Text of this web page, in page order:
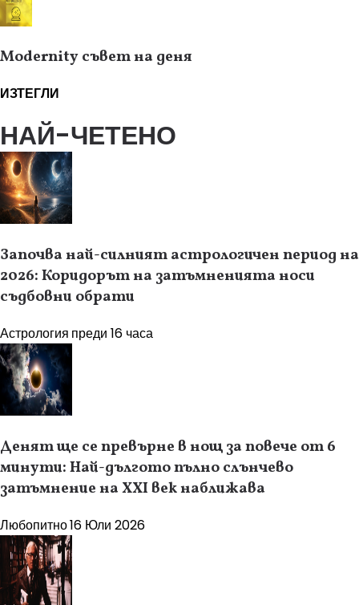
Modernity съвет на деня
ИЗТЕГЛИ
НАЙ-ЧЕТЕНО
Започва най-силният астрологичен период на
2026: Коридорът на затъмненията носи
съдбовни обрати
Астрология преди 16 часа
Денят ще се превърне в нощ за повече от 6
минути: Най-дългото пълно слънчево
затъмнение на XXI век наближава
Любопитно16 Юли 2026